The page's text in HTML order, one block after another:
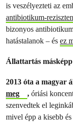
is veszélyezteti az
antibiotikum-
bizonyos
hatástalanok – és ez
Állattartás másképp
2013 óta a magyar
meg
, óriási
szenvedtek el
mivel épp a kisebb